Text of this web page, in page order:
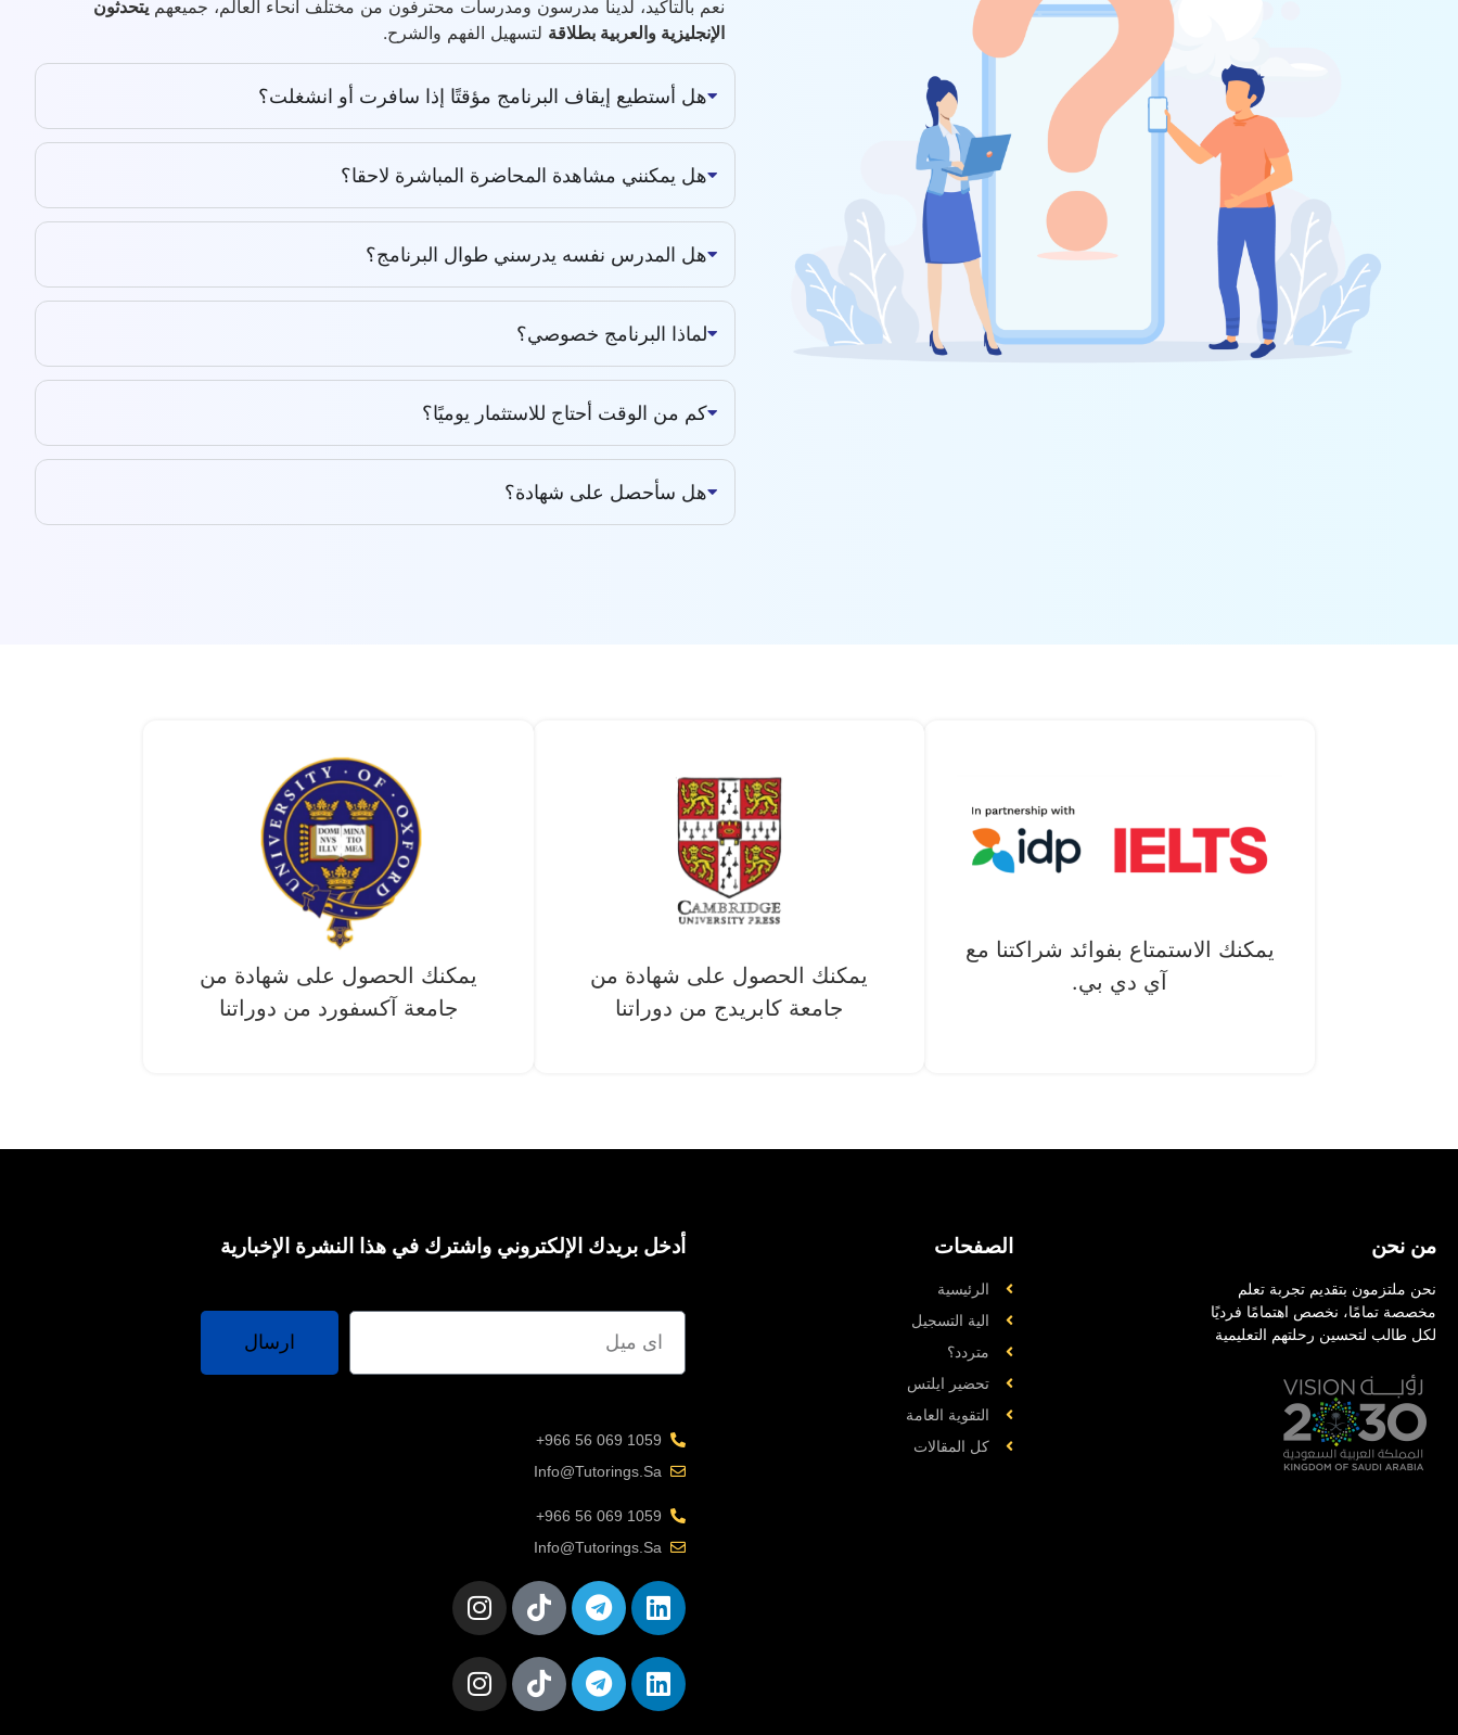
نعم بالتأكيد، لدينا مدرسون ومدرسات محترفون من مختلف أنحاء العالم، جميعهم يتحدثون
الإنجليزية والعربية بطلاقة لتسهيل الفهم والشرح.
هل أستطيع إيقاف البرنامج مؤقتًا إذا سافرت أو انشغلت؟
هل يمكنني مشاهدة المحاضرة المباشرة لاحقا؟
هل المدرس نفسه يدرسني طوال البرنامج؟
لماذا البرنامج خصوصي؟
كم من الوقت أحتاج للاستثمار يوميًا؟
هل سأحصل على شهادة؟
يمكنك الاستمتاع بفوائد شراكتنا مع
آي دي بي.
يمكنك الحصول على شهادة من
جامعة كابريدج من دوراتنا
يمكنك الحصول على شهادة من
جامعة آکسفورد من دوراتنا
من نحن
نحن ملتزمون بتقديم تجربة تعلم
مخصصة تمامًا، نخصص اهتمامًا فرديًا
لكل طالب لتحسين رحلتهم التعليمية
الصفحات
الرئيسية
الية التسجيل
متردد؟
تحضیر ایلتس
التقوية العامة
کل المقالات
أدخل بريدك الإلكتروني واشترك في هذا النشرة الإخبارية
ارسال
1059 069 56 966+
Info@tutorings.sa
1059 069 56 966+
Info@tutorings.sa